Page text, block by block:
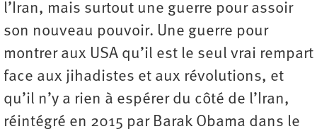
l’Iran, mais surtout une guerre pour assoir
son nouveau pouvoir. Une guerre pour
montrer aux USA qu’il est le seul vrai rempart
face aux ­jihadistes et aux révolutions, et
qu’il n’y a rien à espérer du côté de l’Iran,
réintégré en 2015 par Barak Obama dans le